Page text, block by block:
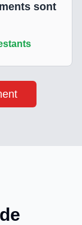
sont